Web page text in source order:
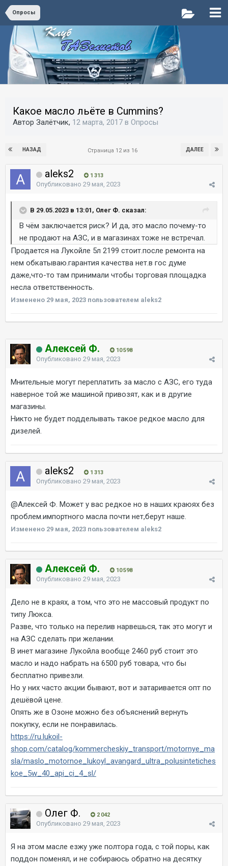
Опросы
Какое масло льёте в Cummins?
Автор Залётчик, 12 марта, 2017 в Опросы
НАЗАД ДАЛЕЕ
Страница 12 из 16
aleks2 1 313
Опубликовано 29 мая, 2023
В 29.05.2023 в 13:01, Олег Ф. сказал:
В чём заключается риск? И да, это масло почему-то
не продают на АЗС, и в магазинах тоже не встречал.
Продается на Лукойле 5л 2199 стоит.после ремонта на
нем обкатываю.гарантия качества нет.в гос думе
даже,что-то там принимали чтобы торговая площадка
несла ответственность.
Изменено 29 мая, 2023 пользователем aleks2
Алексей Ф. 10 598
Опубликовано 29 мая, 2023
Мнительные могут переплатить за масло с АЗС, его туда
наверное той же машиной привозят, как и в другие
магазины.
Никто не будет подделывать такое редкое масло для
дизелей.
aleks2 1 313
Опубликовано 29 мая, 2023
@Алексей Ф. Может у вас редкое но в наших краюях без
проблем.импортного масла почти нет,берут наше.
Изменено 29 мая, 2023 пользователем aleks2
Алексей Ф. 10 598
Опубликовано 29 мая, 2023
Дело не в краях, а том, что это не массовый продукт по
типу Люкса.
Разве, что только на перелив нарвешься, так это могут и
на АЗС сделать при желании.
В инет магазине Лукойла вообще 2460 руб стоит это
масло и надо набрать на 6500 руб товара, что бы
бесплатно привезли.
Но у них часто акции бывают, вот и затаривается опт по
дешёвой цене.
Опять же в Озоне можно без объяснений вернуть
покупку, если не понравилась.
https://ru.lukoil-
shop.com/catalog/kommercheskiy_transport/motornye_ma
sla/maslo_motornoe_lukoyl_avangard_ultra_polusintetiches
koe_5w_40_api_ci_4_sl/
Олег Ф. 2 042
Опубликовано 29 мая, 2023
Я на этом масле езжу уже полтора года, с той поры, как
поддон поменял, и не собираюсь обратно на десятку